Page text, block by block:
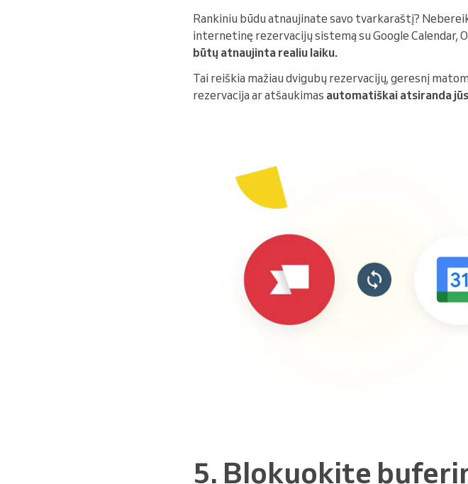
Rankiniu būdu atnaujinate savo tvarkaraštį?
internetinę rezervacijų sistemą su Google Calendar,
būtų atnaujinta realiu laiku.
Tai reiškia mažiau dvigubų rezervacijų, geresnį
rezervacija ar atšaukimas automatiškai atsiranda
5. Blokuokite